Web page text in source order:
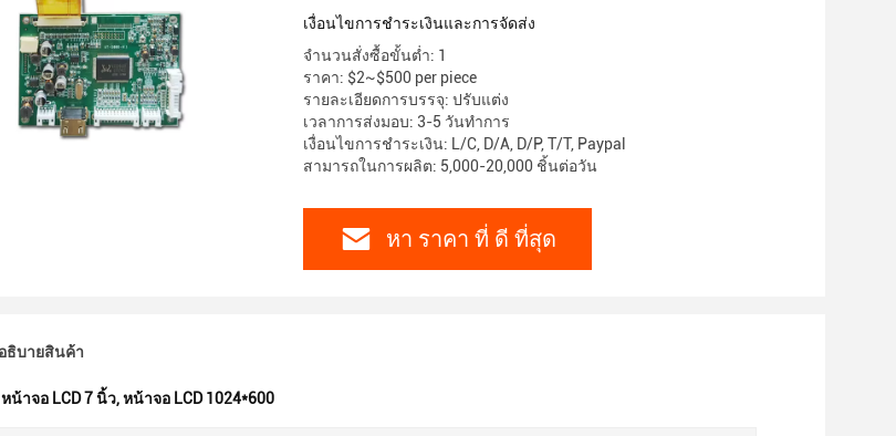
เงื่อนไขการชําระเงินและการจัดส่ง
จำนวนสั่งซื้อขั้นต่ำ: 1
ราคา: $2~$500 per piece
รายละเอียดการบรรจุ: ปรับแต่ง
เวลาการส่งมอบ: 3-5 วันทําการ
เงื่อนไขการชำระเงิน: L/C, D/A, D/P, T/T, Paypal
สามารถในการผลิต: 5,000-20,000 ชิ้นต่อวัน
หา ราคา ที่ ดี ที่สุด
ธิบายสินค้า
หน้าจอ LCD 7 นิ้ว,หน้าจอ LCD 1024*600